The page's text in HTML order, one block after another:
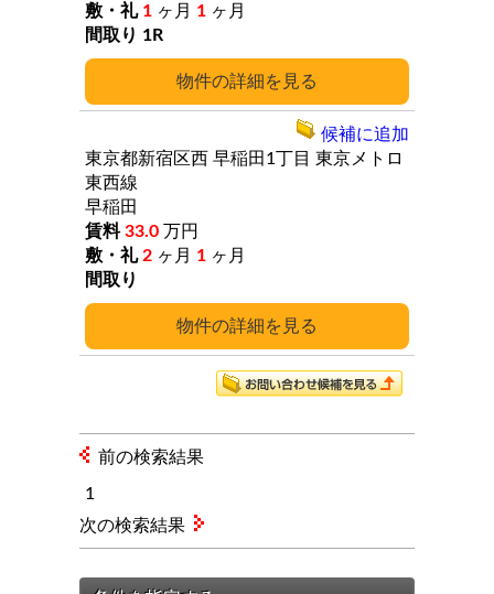
詳細
1 ヶ月 1 ヶ月
1R
詳細
東京都新宿区西 早稲田1丁目 東京メトロ
東西線
早稲田
33.0 万円
2 ヶ月 1 ヶ月
候補に追加
前の検索結果
1